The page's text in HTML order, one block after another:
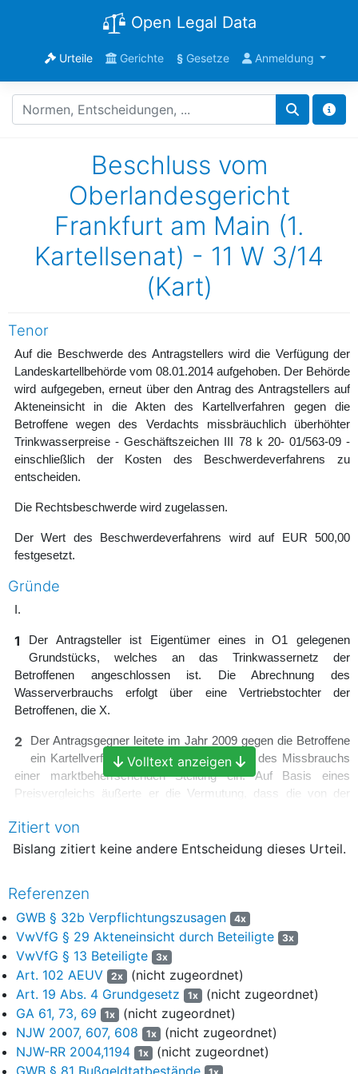
Open Legal Data
Urteile Gerichte §Gesetze Anmeldung
Beschluss vom
Oberlandesgericht
Frankfurt am Main (1.
Kartellsenat) - 11 W 3/14
(Kart)
Tenor
Auf die Beschwerde des Antragstellers wird die Verfügung der
Landeskartellbehörde vom 08.01.2014 aufgehoben. Der Behörde
wird aufgegeben, erneut über den Antrag des Antragstellers auf
Akteneinsicht in die Akten des Kartellverfahren gegen die
Betroffene wegen des Verdachts missbräuchlich überhöhter
Trinkwasserpreise - Geschäftszeichen III 78 k 20- 01/563-09 -
einschließlich der Kosten des Beschwerdeverfahrens zu
entscheiden.
Die Rechtsbeschwerde wird zugelassen.
Der Wert des Beschwerdeverfahrens wird auf EUR 500,00
festgesetzt.
Gründe
I.
1
Der Antragsteller ist Eigentümer eines in O1 gelegenen
Grundstücks, welches an das Trinkwassernetz der
Betroffenen angeschlossen ist. Die Abrechnung des
Wasserverbrauchs erfolgt über eine Vertriebstochter der
Betroffenen, die X.
2
Der Antragsgegner leitete im Jahr 2009 gegen die Betroffene
ein Kartellverfahren wegen des Verdachts des Missbrauchs
einer marktbeherrschenden Stellung ein. Auf Basis eines
Preisvergleichs äußerte er die Vermutung, dass die von der
seien.
Die Betroffene bot unter dem 20.9.2013 eine
2014 die Preise um 20% zu senken. Mit Pressemitteilung vom
gleichen Tag teilte der Antragsgegner mit, dass das
Kartellverfahren durch einen Vergleich beendet worden sei (GA
19). Daraufhin beantragte der Antragsteller mit Schreiben vom
29.10.2013, ihm Einsicht in die Akten des Antragsgegners zu
gewähren, um mögliche Schadensersatzansprüche gem.
§ 33 GWB abklären zu können. Hilfsweise begehrte er, ihn zum
Kartellverfahren beizuladen. Mit Verfügung vom 08.01.2014
lehnte der Antragsgegner beide Anträge ab (GA 25 ff.).
4 Bereits mit Verfügung vom 2.12.2013 (GA 33ff) hatte der
Volltext anzeigen
Zitiert von
Bislang zitiert keine andere Entscheidung dieses Urteil.
Referenzen
GWB § 32b Verpflichtungszusagen 4x
VwVfG § 29 Akteneinsicht durch Beteiligte 3x
VwVfG § 13 Beteiligte 3x
Art. 102 AEUV 2x (nicht zugeordnet)
Art. 19 Abs. 4 Grundgesetz
1x (nicht zugeordnet)
GA 61, 73, 69
1x (nicht zugeordnet)
NJW 2007, 607, 608
1x (nicht zugeordnet)
NJW-RR 2004,1194
1x (nicht zugeordnet)
GWB § 81 Bußgeldtatbestände